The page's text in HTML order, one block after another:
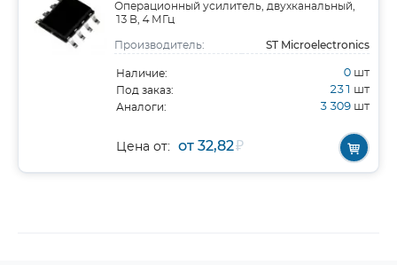
Операционный усилитель, двухканальный,
13 В, 4 МГц
Производитель: ST Microelectronics
Наличие: 0 шт
Под заказ: 231 шт
Аналоги: 3 309 шт
Цена от: от 32,82₽